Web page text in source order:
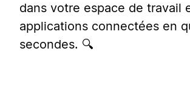
dans votre espace de travail
applications connectées en
secondes. 🔍